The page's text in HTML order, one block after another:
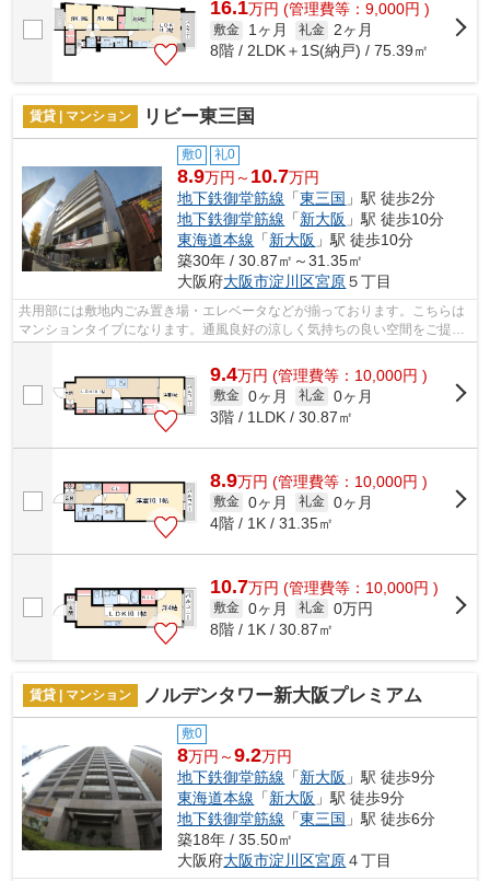
16.1万円 (管理費等：9,000円 )
敷金 1ヶ月 礼金
2ヶ月
8階 / 2LDK＋1S(納戸) / 75.39㎡
賃貸 | マンション リビー東三国
敷0 礼0
8.9万円～ 10.7万円
地下鉄御堂筋線 「東三国 」駅 徒歩2分
地下鉄御堂筋線 「新大阪 」駅 徒歩10分
東海道本線 「新大阪 」駅 徒歩10分
築30年 / 30.87㎡～31.35㎡
大阪府大阪市淀川区宮原５丁目
共用部には敷地内ごみ置き場・エレベータなどが揃っております。こちらは
マンションタイプになります。通風良好の涼しく気持ちの良い空間をご提供
9.4万円 (管理費等：10,000円 )
敷金 0ヶ月 礼金 0ヶ月
3階 / 1LDK / 30.87㎡
8.9万円 (管理費等：10,000円 )
敷金 0ヶ月 礼金 0ヶ月
4階 / 1K / 31.35㎡
10.7万円 (管理費等：10,000円 )
敷金 0ヶ月 礼金 0万円
8階 / 1K / 30.87㎡
賃貸 | マンション ノルデンタワー新大阪プレミアム
敷0
8万円～9.2万円
地下鉄御堂筋線 「新大阪 」駅 徒歩9分
東海道本線 「新大阪 」駅 徒歩9分
地下鉄御堂筋線 「東三国 」駅 徒歩6分
築18年 / 35.50㎡
大阪府大阪市淀川区宮原４丁目